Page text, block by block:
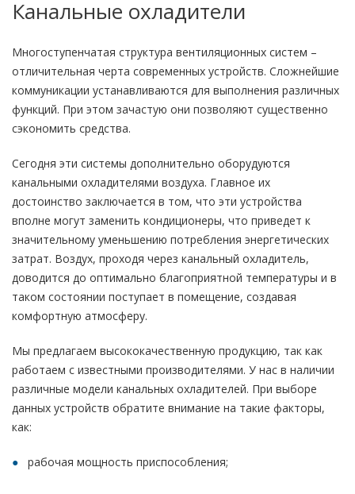
Канальные охладители
Многоступенчатая структура вентиляционных систем –
отличительная черта современных устройств. Сложнейшие
коммуникации устанавливаются для выполнения различных
функций. При этом зачастую они позволяют существенно
сэкономить средства.
Сегодня эти системы дополнительно оборудуются
канальными охладителями воздуха. Главное их
достоинство заключается в том, что эти устройства
вполне могут заменить кондиционеры, что приведет к
значительному уменьшению потребления энергетических
затрат. Воздух, проходя через канальный охладитель,
доводится до оптимально благоприятной температуры и в
таком состоянии поступает в помещение, создавая
комфортную атмосферу.
Мы предлагаем высококачественную продукцию, так как
работаем с известными производителями. У нас в наличии
различные модели канальных охладителей. При выборе
данных устройств обратите внимание на такие факторы,
как:
рабочая мощность приспособления;